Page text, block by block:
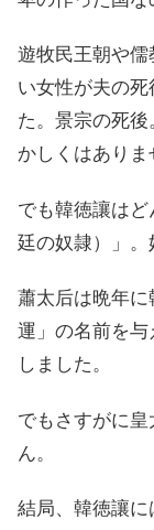
遊牧民王朝や
い女性が夫の
た。景宗の死
かしくはありま
でも韓徳讓は
廷の奴隷）」。
蕭太后は晩年
運」の名前を
しました。
でもさすがに
ん。
結局、韓徳讓